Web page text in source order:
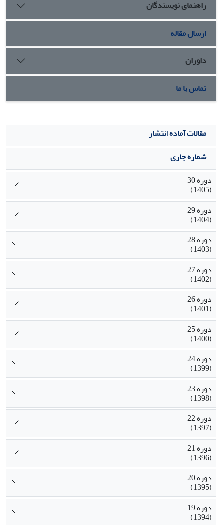
راهنمای نویسندگان
ارسال مقاله
داوران
تماس با ما
مقالات آماده انتشار
شماره جاری
دوره 30
(1405)
دوره 29
(1404)
دوره 28
(1403)
دوره 27
(1402)
دوره 26
(1401)
دوره 25
(1400)
دوره 24
(1399)
دوره 23
(1398)
دوره 22
(1397)
دوره 21
(1396)
دوره 20
(1395)
دوره 19
(1394)